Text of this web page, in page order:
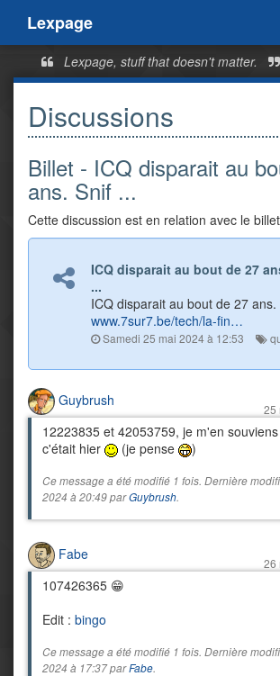
Lexpage
Lexpage, stuff that doesn't matter.
Discussions
Billet - ICQ disparait au
ans. Snif ...
Cette discussion est en relation avec le
ICQ disparait au bout de 27
...
ICQ disparait au bout de 27 ans.
www.7sur7.be/tech/la-fin…
Samedi 25 mai 2024 à 12:53
Guybrush
25
12223835 et 42053759, je m'en
c'était hier
(je pense )
Ce message a été modifié 1 fois. Dernière
2024 à 20:49 parGuybrush.
Fabe
26
107426365 😁
Edit : bingo
Ce message a été modifié 1 fois. Dernière
2024 à 17:37 parFabe.